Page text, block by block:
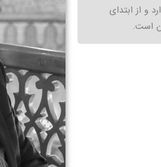
و از ابتدای
است.